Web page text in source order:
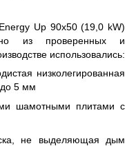
Up 90х50 (19,0 kW)
из проверенных и
использовались:
низколегированная
до 5 мм
шамотными плитами с
не выделяющая дым